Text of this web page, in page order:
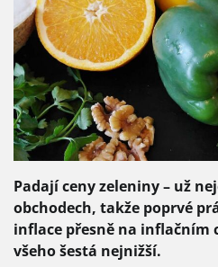
Padají ceny zeleniny – už
obchodech, takže poprvé
inflace přesně na inflačním
všeho šestá nejnižší.